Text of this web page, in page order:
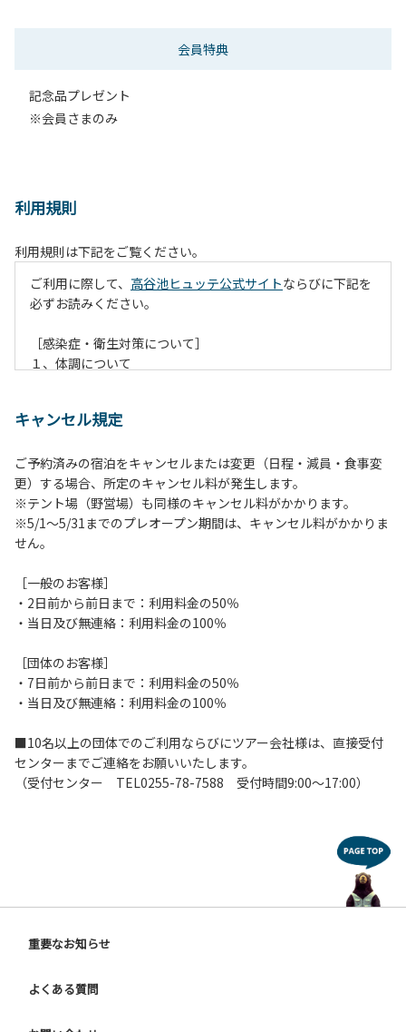
会員特典
記念品プレゼント
※会員さまのみ
利用規則
利用規則は下記をご覧ください。
ご利用に際して、 高谷池ヒュッテ公式サイトならびに下記を
必ずお読みください。
［感染症・衛生対策について］
１、体調について
は、原則、下山していただきます。下山が難しい場合は、別
な環境下におかれ医療設備がなく、救助にも時間がかかりま
す。当小屋として、感染症拡大防止に向け一定の対策を講じ
ますが、対応にも限界があることから、諸リスクを各自ご判
断の上、ご利用くださいますようお願い申し上げます。
・衛生面が気になる方は、寝床用のシュラフ・シュラフカバ
ー・インナーシーツ等、寝具が直接肌に触れない対策のでき
るもの。
等）の除菌グッズ。
３、その他
ものとします。
・ご宿泊のお客様が多い場合は、お食事を数回に分けさせて
いただきますので、小屋スタッフの指示に従ってください。
れますので、感染症拡大防止にご理解をいただき、各自ご対
・今後の状況次第では、諸事内容の変更又は各種制限をさせ
ていただく場合がございます。ご理解の程よろしくお願いし
・ゴミは全てお持ち帰りいただきます。売店で購入されたビ
キャンセル規定
ご予約済みの宿泊をキャンセルまたは変更（日程・減員・食事変
更）する場合、所定のキャンセル料が発生します。
※テント場（野営場）も同様のキャンセル料がかかります。
※5/1～5/31までのプレオープン期間は、キャンセル料がかかりま
せん。
［一般のお客様］
・2日前から前日まで：利用料金の50％
・当日及び無連絡：利用料金の100％
［団体のお客様］
・7日前から前日まで：利用料金の50％
・当日及び無連絡：利用料金の100％
■10名以上の団体でのご利用ならびにツアー会社様は、直接受付
センターまでご連絡をお願いいたします。
（受付センター TEL0255-78-7588 受付時間9:00～17:00）
重要なお知らせ
よくある質問